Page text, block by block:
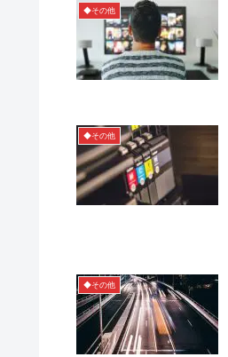
◆その他
◆その他
◆その他